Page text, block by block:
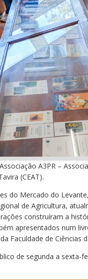
A3PR –
(CEAT).
do Mercado do
de Agricultura,
construíram a
apresentados num
Faculdade de Ciências
de segunda a sexta-